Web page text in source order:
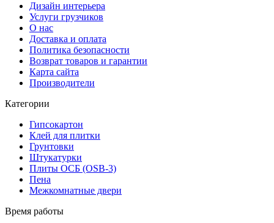
Дизайн интерьера
Услуги грузчиков
О нас
Доставка и оплата
Политика безопасности
Возврат товаров и гарантии
Карта сайта
Производители
Категории
Гипсокартон
Клей для плитки
Грунтовки
Штукатурки
Плиты ОСБ (OSB-3)
Пена
Межкомнатные двери
Время работы